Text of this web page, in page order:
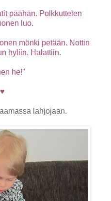
päähän. Polkkuttelen
luo.
mönki petään. Nottin
hyliin. Halattiin.
he!"
♥
lahjojaan.